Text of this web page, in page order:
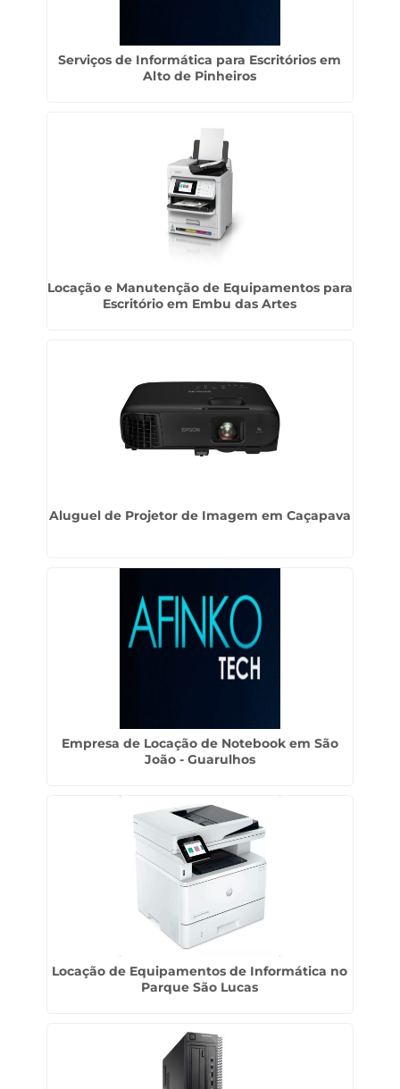
Serviços de Informática para Escritórios em
Alto de Pinheiros
Locação e Manutenção de Equipamentos para
Escritório em Embu das Artes
Aluguel de Projetor de Imagem em Caçapava
Empresa de Locação de Notebook em São
João - Guarulhos
Locação de Equipamentos de Informática no
Parque São Lucas